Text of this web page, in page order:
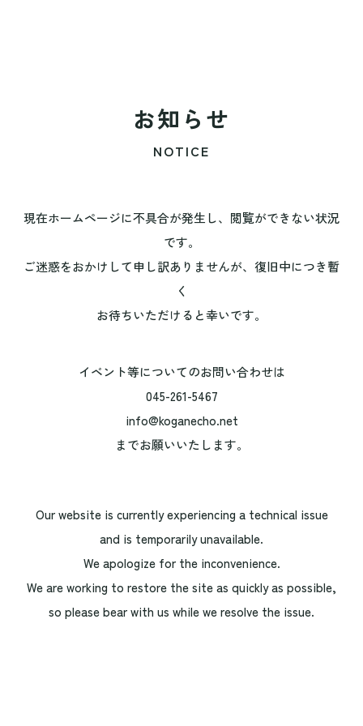
お知らせ
NOTICE
現在ホームページに不具合が発生し、閲覧ができない状況
です。
ご迷惑をおかけして申し訳ありませんが、復旧中につき暫
く
お待ちいただけると幸いです。
イベント等についてのお問い合わせは
045-261-5467
info@koganecho.net
までお願いいたします。
Our website is currently experiencing a technical issue
and is temporarily unavailable.
We apologize for the inconvenience.
We are working to restore the site as quickly as possible,
so please bear with us while we resolve the issue.